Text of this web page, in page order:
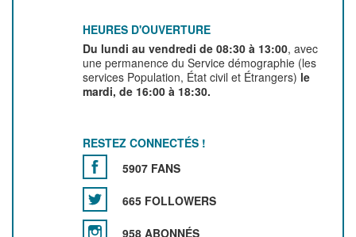
HEURES D'OUVERTURE
Du lundi au vendredi de 08:30 à 13:00, avec
une permanence du Service démographie (les
services Population, État civil et Étrangers) le
mardi, de 16:00 à 18:30.
RESTEZ CONNECTÉS !
5907 FANS
665 FOLLOWERS
958 ABONNÉS